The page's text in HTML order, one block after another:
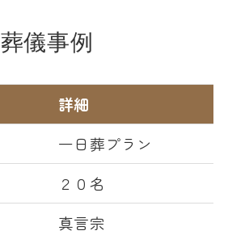
葬儀事例
詳細
一日葬プラン
２０名
真言宗